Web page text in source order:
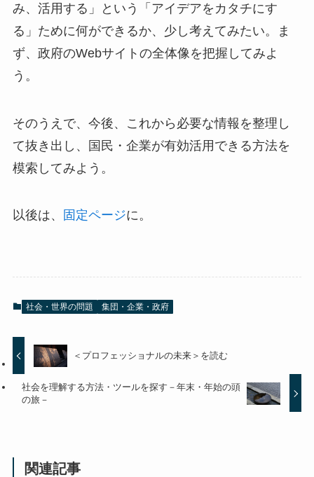
み、活用する」という「アイデアをカタチにす
る」ために何ができるか、少し考えてみたい。ま
ず、政府のWebサイトの全体像を把握してみよ
う。
そのうえで、今後、これから必要な情報を整理し
て抜き出し、国民・企業が有効活用できる方法を
模索してみよう。
以後は、 固定ページに。
社会・世界の問題 集団・企業・政府
＜プロフェッショナルの未来＞を読む
社会を理解する方法・ツールを探す－年末・年始の頭
の旅－
関連記事